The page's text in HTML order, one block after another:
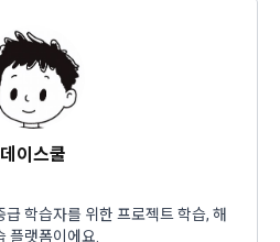
를 제공하기 위해 테스트 및 모니터
‘데이콘 인재풀 등록’ 정보를 열람
보 제공 동의 등)
는 이용자가 구매 신청을 함에 있어
게 제공하여야 한다.
확인
본인인증, 구매 및 요금 결제, 상품
인정보를 이용합니다.
공, 광고성 정보 제공 등 마케팅 및
를 이용합니다.
분석, 서비스 이용에 대한 통계, 서
춤 서비스 제공 및 광고 게재 등에
확인
확인
데이스쿨
학습자를 위한 프로젝트 학습, 해
플랫폼이에요.